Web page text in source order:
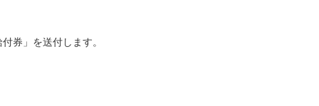
券」を送付します。